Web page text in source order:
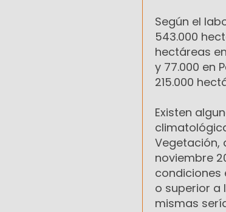
Según el
543.000
hectáreas
y 77.000 en
215.000
Existen
Vegetación,
noviembre
condiciones
o superior a
mismas